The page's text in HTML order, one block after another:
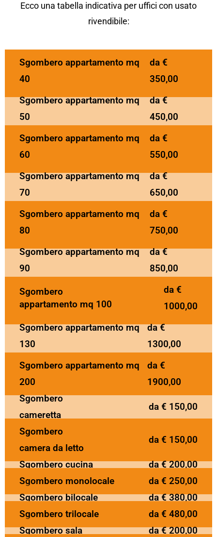
Ecco una tabella indicativa per uffici con usato
rivendibile:
Sgombero appartamento mq
40
da €
350,00
Sgombero appartamento mq
50
da €
450,00
Sgombero appartamento mq
60
da €
550,00
Sgombero appartamento mq
70
da €
650,00
Sgombero appartamento mq
80
da €
750,00
Sgombero appartamento mq
90
da €
850,00
Sgombero
appartamento mq 100
da €
1000,00
Sgombero appartamento mq
130
da €
1300,00
Sgombero appartamento mq
200
da €
1900,00
Sgombero
cameretta
da € 150,00
Sgombero
camera da letto
da € 150,00
Sgombero cucina
da € 200,00
Sgombero monolocale
da € 250,00
Sgombero bilocale
da € 380,00
Sgombero trilocale
da € 480,00
Sgombero sala
da € 200,00